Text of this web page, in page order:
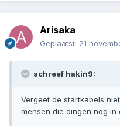
Arisaka
Geplaatst: 21
schreef hakin9:
Vergeet de startkabels
mensen die dingen nog in